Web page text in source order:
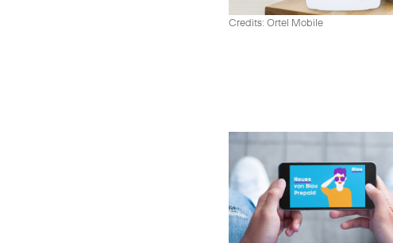
Credits: Ortel Mobile